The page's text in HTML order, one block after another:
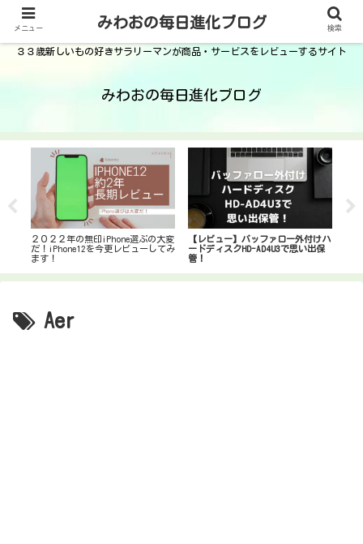
３３歳新しいもの好きサラリーマンが商品・サービスをレビューするサイト
みわおの毎日進化ブログ
２０２２年の無印iPhone選ぶの大変
だ！iPhone12を今更レビューしてみ
ます！
【レビュー】バッファロー外付けハ
ードディスクHD-AD4U3で思い出保
管！
Aer
メニュー みわおの毎日進化ブログ 検索